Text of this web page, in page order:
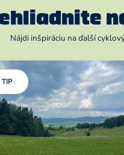
Nájdi inšpiráciu na ďalší
TIP